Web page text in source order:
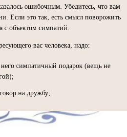
ошибочным. Убедитесь, что вам
Если это так, есть смысл поворожить
с объектом симпатий.
вас человека, надо:
симпатичный подарок (вещь не
на дружбу;